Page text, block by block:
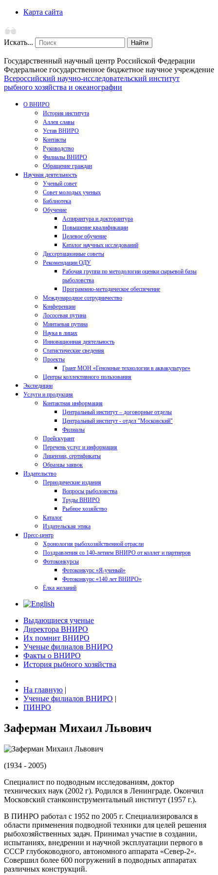
Карта сайта
Искать... Найти
Государственный научный центр Российской Федерации
Федеральное государственное бюджетное научное учреждение
Всероссийский научно-исследовательский институт
рыбного хозяйства и океанографии
О ВНИРО
История института
Аллея славы
Устав ВНИРО
Контакты
Руководство
Филиалы ВНИРО
Обращение граждан
Научная деятельность
Ученый совет
Совет молодых ученых
Библиотека
Обучение
Аспирантура и докторантура
Повышение квалификации
Целевое обучение
Каталог научных исследований
Диссертационные советы
Рекомендации ОДУ
Рабочая группа по методологии оценки сырьевой базы
рыболовства
Программно-методическое обеспечение
Международное сотрудничество
Конференции
Лососевая путина
Минтаевая путина
Наука в лицах
Инновационная деятельность
Статистические сведения
Проекты
Грант МОН «Геномные технологии в аквакультуре»
Центры коллективного пользования
Экспедиции
Услуги и продукция
Контактная информация
Центральный институт – договорные отделы
Центральный институт - отдел "Московский"
Филиалы
Прейскурант
Перечень услуг и информация
Лицензии, сертификаты
Образцы заявок
Издательство
Периодические издания
Вопросы рыболовства
Труды ВНИРО
Рыбное хозяйство
Каталог
Издательская этика
Пресс-центр
Хронология рыбохозяйственной отрасли
Поздравления со 140-летием ВНИРО от коллег и партнеров
Фотоконкурсы
Фотоконкурс «Я-ученый»
Фотоконкурс «140 лет ВНИРО»
Ёлка желаний
Выдающиеся ученые
Директора ВНИРО
Их помнит ВНИРО
Ученые филиалов ВНИРО
Факты о ВНИРО
История рыбного хозяйства
На главную |
Ученые филиалов ВНИРО |
ПИНРО
Заферман Михаил Львович
(1934 - 2005)
Специалист по подводным исследованиям, доктор
технических наук (2002 г). Родился в Ленинграде. Окончил
Московский станкоинструментальный институт (1957 г.).
В ПИНРО работал с 1952 по 2005 г. Специализировался в
области применения подводной техники для целей решения
рыбохозяйственных задач. Принимал участие в создании,
испытаниях, внедрении и научной эксплуатации первого в
СССР глубоководного, автономного аппарата «Север-2».
Совершил более 600 погружений в подводных аппаратах
различных конструкций.